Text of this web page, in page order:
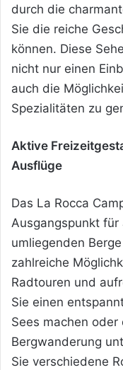
durch die
Sie die reiche
können. Diese
nicht nur einen
auch die
Spezialitäten zu
Aktive
Ausflüge
Das La Rocca
Ausgangspunkt für
umliegenden
zahlreiche
Radtouren und
Sie einen
Sees machen
Bergwanderung
Sie verschiedene